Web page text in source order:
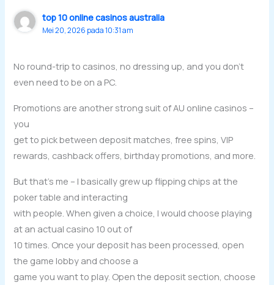
top 10 online casinos australia
Mei 20, 2026 pada 10:31 am
No round-trip to casinos, no dressing up, and you don’t
even need to be on a PC.
Promotions are another strong suit of AU online casinos –
you
get to pick between deposit matches, free spins, VIP
rewards, cashback offers, birthday promotions, and more.
But that’s me – I basically grew up flipping chips at the
poker table and interacting
with people. When given a choice, I would choose playing
at an actual casino 10 out of
10 times. Once your deposit has been processed, open
the game lobby and choose a
game you want to play. Open the deposit section, choose